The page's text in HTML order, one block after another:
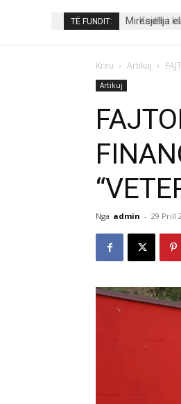
TË FUNDIT: Kedhi i
Kreu Artikuj
Artikuj
Nga admin - 29 Prill